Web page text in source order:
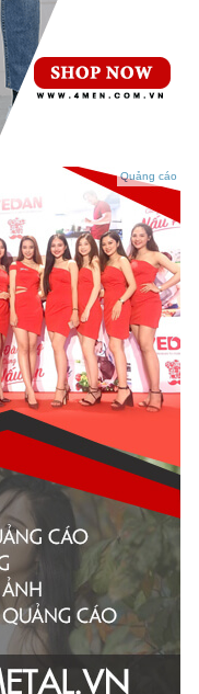
Quảng cáo